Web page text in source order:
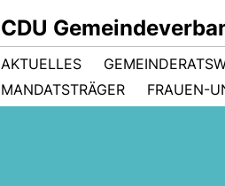
CDU
AKTUELLES
MANDATSTRÄGER
FRAUEN-